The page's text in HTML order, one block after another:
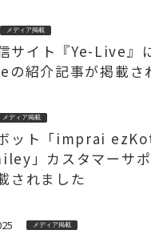
メディア掲載
サイト『Ye-Live』に
紹介記事が掲載さ
メディア掲載
ット「imprai
」カスタマーサ
されました
メディア掲載